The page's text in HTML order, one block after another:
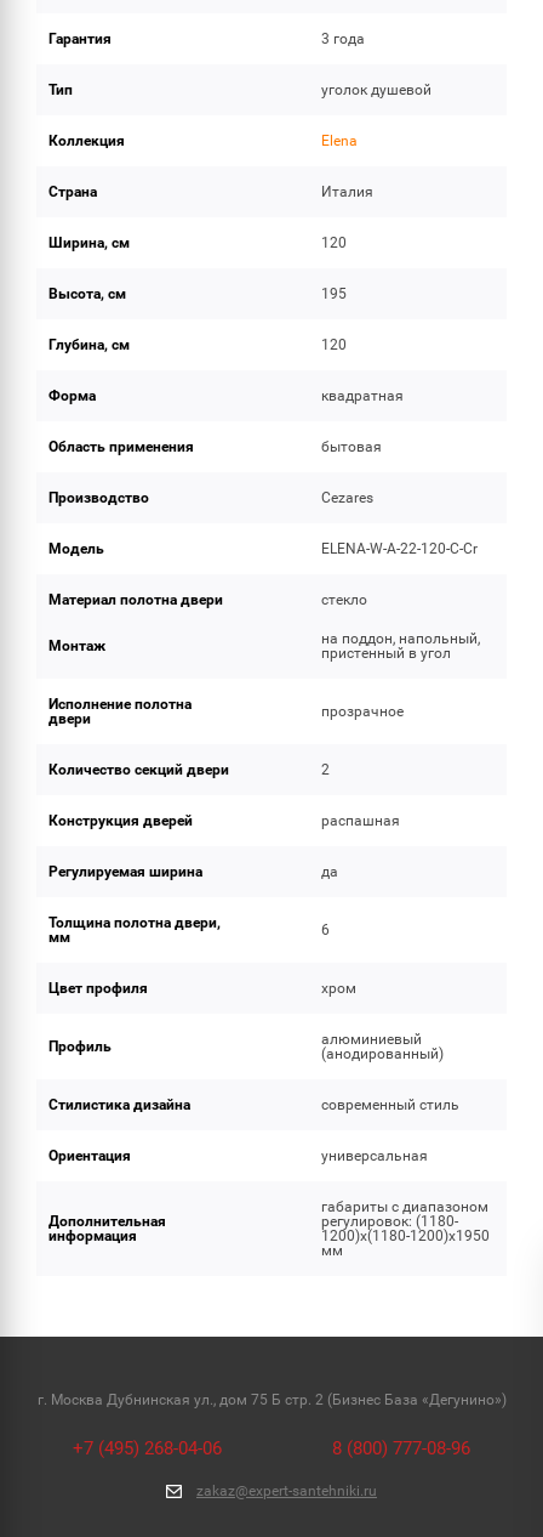
Гарантия 3 года
Тип уголок душевой
Коллекция Elena
Страна Италия
Ширина, см 120
Высота, см 195
Глубина, см 120
Форма квадратная
Область применения бытовая
Производство Cezares
Модель ELENA-W-A-22-120-C-Cr
Материал полотна двери стекло
Монтаж
на поддон, напольный,
пристенный в угол
Исполнение полотна
двери
прозрачное
Количество секций двери 2
Конструкция дверей распашная
Регулируемая ширина да
Толщина полотна двери,
мм
6
Цвет профиля хром
Профиль
алюминиевый
(анодированный)
Стилистика дизайна современный стиль
Ориентация универсальная
Дополнительная
информация
габариты с диапазоном
регулировок: (1180-
1200)x(1180-1200)x1950
мм
г. Москва Дубнинская ул., дом 75 Б стр. 2 (Бизнес База «Дегунино»)
+7 (495) 268-04-06 8 (800) 777-08-96
zakaz@expert-santehniki.ru